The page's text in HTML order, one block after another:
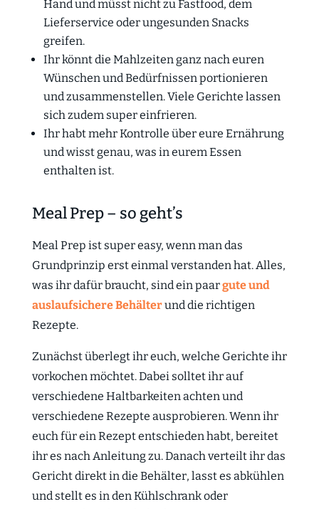
Hand und müsst nicht zu Fastfood, dem
Lieferservice oder ungesunden Snacks
greifen.
Ihr könnt die Mahlzeiten ganz nach euren
Wünschen und Bedürfnissen portionieren
und zusammenstellen. Viele Gerichte lassen
sich zudem super einfrieren.
Ihr habt mehr Kontrolle über eure Ernährung
und wisst genau, was in eurem Essen
enthalten ist.
Meal Prep – so geht’s
Meal Prep ist super easy, wenn man das
Grundprinzip erst einmal verstanden hat. Alles,
was ihr dafür braucht, sind ein paargute und
auslaufsichere Behälterund die richtigen
Rezepte.
Zunächst überlegt ihr euch, welche Gerichte ihr
vorkochen möchtet. Dabei solltet ihr auf
verschiedene Haltbarkeiten achten und
verschiedene Rezepte ausprobieren. Wenn ihr
euch für ein Rezept entschieden habt, bereitet
ihr es nach Anleitung zu. Danach verteilt ihr das
Gericht direkt in die Behälter, lasst es abkühlen
und stellt es in den Kühlschrank oder